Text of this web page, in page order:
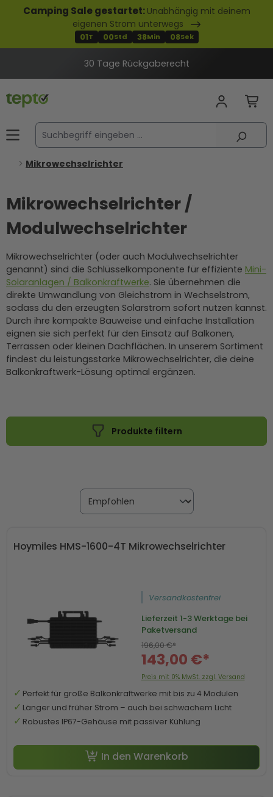
springen
Camping Sale gestartet: Unabhängig mit deinem
eigenen Strom unterwegs
01T 00Std 38Min 07Sek
30 Tage Rückgaberecht
Mikrowechselrichter
Mikrowechselrichter /
Modulwechselrichter
Mikrowechselrichter (oder auch Modulwechselrichter
genannt) sind die Schlüsselkomponente für effiziente Mini-
Solaranlagen / Balkonkraftwerke. Sie übernehmen die
direkte Umwandlung von Gleichstrom in Wechselstrom,
sodass du den erzeugten Solarstrom sofort nutzen kannst.
Durch ihre kompakte Bauweise und einfache Installation
eignen sie sich perfekt für den Einsatz auf Balkonen,
Terrassen oder kleinen Dachflächen. In unserem Sortiment
findest du leistungsstarke Mikrowechselrichter, die deine
Balkonkraftwerk-Lösung optimal ergänzen.
Produkte filtern
Hoymiles HMS-1600-4T Mikrowechselrichter
Versandkostenfrei
Lieferzeit 1-3 Werktage bei
Paketversand
143,00 €*
196,00 €*
Preis mit 0% MwSt. zzgl. Versand
Perfekt für große Balkonkraftwerke mit bis zu 4 Modulen
Länger und früher Strom – auch bei schwachem Licht
Robustes IP67-Gehäuse mit passiver Kühlung
In den Warenkorb